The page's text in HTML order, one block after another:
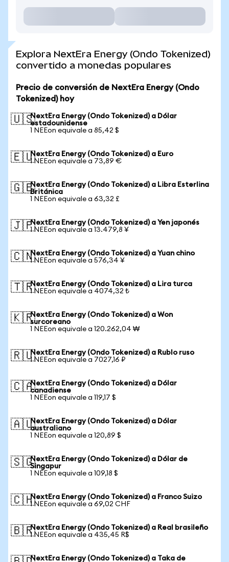
Explora NextEra Energy (Ondo Tokenized)
convertido a monedas populares
Precio de conversión de NextEra Energy (Ondo
Tokenized) hoy
🇺🇸NextEra Energy (Ondo Tokenized) a Dólar
estadounidense
1 NEEon equivale a 85,42 $
🇪🇺NextEra Energy (Ondo Tokenized) a Euro
1 NEEon equivale a 73,89 €
🇬🇧NextEra Energy (Ondo Tokenized) a Libra Esterlina
Británica
1 NEEon equivale a 63,32 £
🇯🇵NextEra Energy (Ondo Tokenized) a Yen japonés
1 NEEon equivale a 13.479,8 ¥
🇨🇳NextEra Energy (Ondo Tokenized) a Yuan chino
1 NEEon equivale a 576,34 ¥
🇹🇷NextEra Energy (Ondo Tokenized) a Lira turca
1 NEEon equivale a 4074,32 ₺
🇰🇷NextEra Energy (Ondo Tokenized) a Won
surcoreano
1 NEEon equivale a 120.262,04 ₩
🇷🇺NextEra Energy (Ondo Tokenized) a Rublo ruso
1 NEEon equivale a 7027,16 ₽
🇨🇦NextEra Energy (Ondo Tokenized) a Dólar
canadiense
1 NEEon equivale a 119,17 $
🇦🇺NextEra Energy (Ondo Tokenized) a Dólar
australiano
1 NEEon equivale a 120,89 $
🇸🇬NextEra Energy (Ondo Tokenized) a Dólar de
Singapur
1 NEEon equivale a 109,18 $
🇨🇭NextEra Energy (Ondo Tokenized) a Franco Suizo
1 NEEon equivale a 69,02 CHF
🇧🇷NextEra Energy (Ondo Tokenized) a Real brasileño
1 NEEon equivale a 435,45 R$
NextEra Energy (Ondo Tokenized) a Taka de